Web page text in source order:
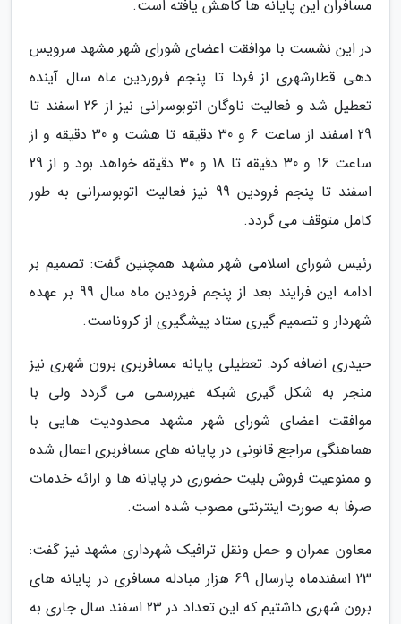
مسافران این پایانه ها کاهش یافته است.
در این نشست با موافقت اعضای شورای شهر مشهد سرویس
دهی قطارشهری از فردا تا پنجم فروردین ماه سال آینده
تعطیل شد و فعالیت ناوگان اتوبوسرانی نیز از 26 اسفند تا
29 اسفند از ساعت 6 و 30 دقیقه تا هشت و 30 دقیقه و از
ساعت 16 و 30 دقیقه تا 18 و 30 دقیقه خواهد بود و از 29
اسفند تا پنجم فرودین 99 نیز فعالیت اتوبوسرانی به طور
کامل متوقف می گردد.
رئیس شورای اسلامی شهر مشهد همچنین گفت: تصمیم بر
ادامه این فرایند بعد از پنجم فرودین ماه سال 99 بر عهده
شهردار و تصمیم گیری ستاد پیشگیری از کروناست.
حیدری اضافه کرد: تعطیلی پایانه مسافربری برون شهری نیز
منجر به شکل گیری شبکه غیررسمی می گردد ولی با
موافقت اعضای شورای شهر مشهد محدودیت هایی با
هماهنگی مراجع قانونی در پایانه های مسافربری اعمال شده
و ممنوعیت فروش بلیت حضوری در پایانه ها و ارائه خدمات
صرفا به صورت اینترنتی مصوب شده است.
معاون عمران و حمل ونقل ترافیک شهرداری مشهد نیز گفت:
23 اسفندماه پارسال 69 هزار مبادله مسافری در پایانه های
برون شهری داشتیم که این تعداد در 23 اسفند سال جاری به